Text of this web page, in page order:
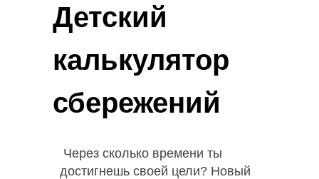
Детский
калькулятор
сбережений
Через сколько времени ты
достигнешь своей цели? Новый